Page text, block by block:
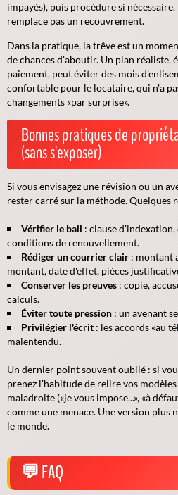
impayés), puis procédure si
remplace pas un recouvrement.
Dans la pratique, la trêve est un
de chances d'aboutir. Un plan réaliste,
paiement, peut éviter des mois
confortable pour le locataire, qui n'a
changements «par surprise».
Bonnes pratiques de
(sans s'exposer)
Si vous envisagez une révision ou un
rester carré sur la méthode. Quelques
Vérifier le bail : clause
conditions de renouvellement.
Rédiger un courrier clair : montant
montant, date d'effet, pièces
Conserver les preuves : copie,
calculs.
Éviter toute pression : un avenant
Privilégier l'écrit : les accords «au
malentendu.
Un dernier point souvent oublié : si
prenez l'habitude de relire vos
maladroite («je vous impose...», «à
comme une menace. Une version plus
le monde.
FAQ